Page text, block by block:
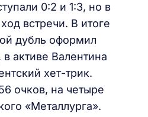
0:2 и 1:3, но в
встречи. В итоге
дубль оформил
активе Валентина
хет-трик.
очков, на четыре
«Металлурга».